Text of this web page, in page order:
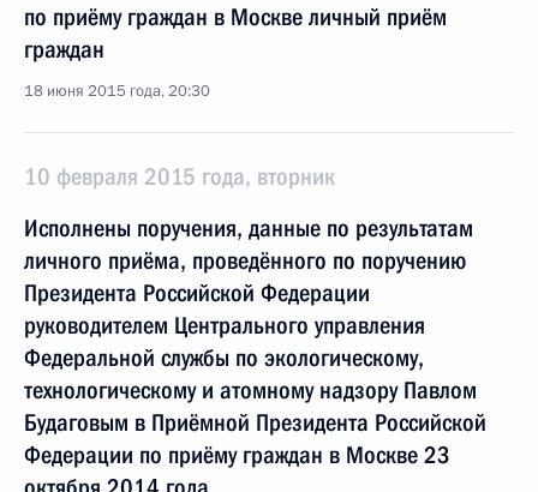
по приёму граждан в Москве личный приём
граждан
18 июня 2015 года, 20:30
10 февраля 2015 года, вторник
Исполнены поручения, данные по результатам
личного приёма, проведённого по поручению
Президента Российской Федерации
руководителем Центрального управления
Федеральной службы по экологическому,
технологическому и атомному надзору Павлом
Будаговым в Приёмной Президента Российской
Федерации по приёму граждан в Москве 23